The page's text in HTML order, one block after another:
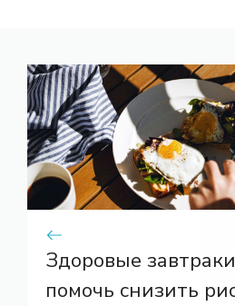
Здоровые
помочь снизить